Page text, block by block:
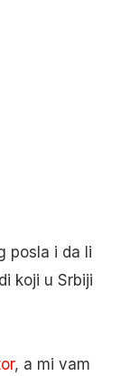
posla i da li
koji u Srbiji
, a mi vam